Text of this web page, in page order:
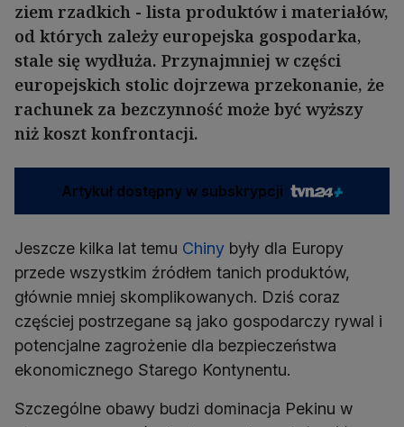
ziem rzadkich - lista produktów i materiałów,
od których zależy europejska gospodarka,
stale się wydłuża. Przynajmniej w części
europejskich stolic dojrzewa przekonanie, że
rachunek za bezczynność może być wyższy
niż koszt konfrontacji.
Artykuł dostępny w subskrypcji
Jeszcze kilka lat temu Chiny były dla Europy
przede wszystkim źródłem tanich produktów,
głównie mniej skomplikowanych. Dziś coraz
częściej postrzegane są jako gospodarczy rywal i
potencjalne zagrożenie dla bezpieczeństwa
ekonomicznego Starego Kontynentu.
Szczególne obawy budzi dominacja Pekinu w